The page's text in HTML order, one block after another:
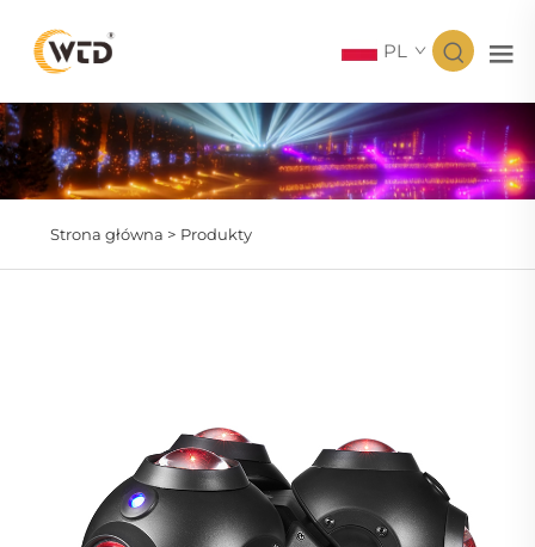
PL
Strona główna > Produkty